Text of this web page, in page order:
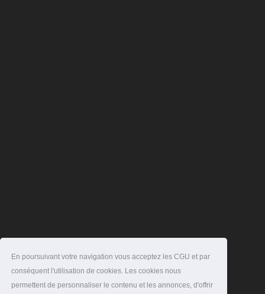
En poursuivant votre navigation vous acceptez les CGU et par
conséquent l'utilisation de cookies. Les cookies nous
permettent de personnaliser le contenu et les annonces, d'offrir